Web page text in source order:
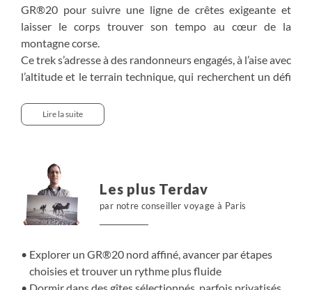
GR®20 pour suivre une ligne de crêtes exigeante et
laisser le corps trouver son tempo au cœur de la
montagne corse.
Ce trek s’adresse à des randonneurs engagés, à l’aise avec
l’altitude et le terrain technique, qui recherchent un défi
soignée.
ambiance alpine, entre lacs d’altitude, passages minéraux
et panoramas ouverts. Le parcours impose le
mouvement juste, l’attention aux appuis, le plaisir d’une
itinérance intense. Les étapes, parfois isolées, traversent
les zones de transhumance où l’échange avec les bergers
réduit et à l’encadrement expert, nous marchons légers
et concentrés. Une aventure collective, rythmée par
Lire la suite
Les plus Terdav
par notre conseiller voyage à Paris
Explorer un GR®20 nord affiné, avancer par étapes
choisies et trouver un rythme plus fluide